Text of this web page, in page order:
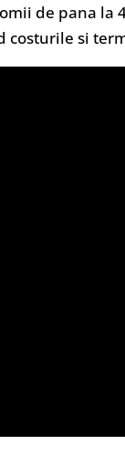
de pana la
costurile si